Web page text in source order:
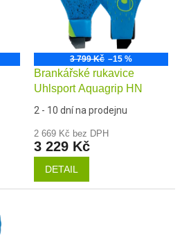
3 799 Kč –15 %
Brankářské rukavice
Uhlsport Aquagrip HN
2 - 10 dní na prodejnu
2 669 Kč bez DPH
3 229 Kč
DETAIL